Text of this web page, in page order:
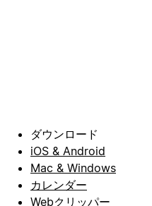
ダウンロード
iOS & Android
Mac & Windows
カレンダー
Webクリッパー